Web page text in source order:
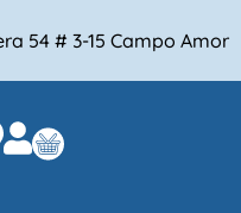
54 # 3-15 Campo Amor